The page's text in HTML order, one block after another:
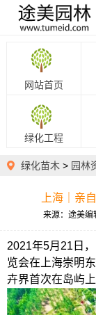
网站首页
绿化工程
绿化苗木 > 园林
上海｜亲
来源：途美编
2021年5月21日
览会在上海崇明
卉界首次在岛屿